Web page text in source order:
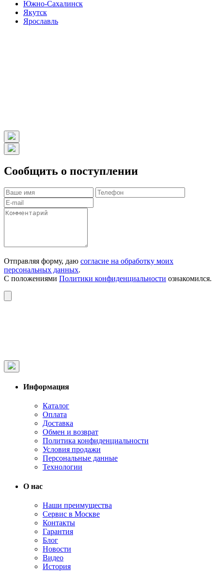
Южно-Сахалинск
Якутск
Ярославль
Сообщить о поступлении
Отправляя форму, даю согласие на обработку моих
персональных данных.
С положениями Политики конфиденциальности ознакомился.
Информация
Каталог
Оплата
Доставка
Обмен и возврат
Политика конфиденциальности
Условия продажи
Персональные данные
Технологии
О нас
Наши преимущества
Сервис в Москве
Контакты
Гарантия
Блог
Новости
Видео
История